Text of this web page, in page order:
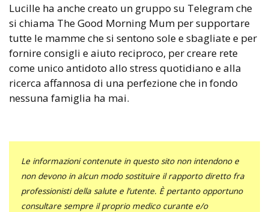
Lucille ha anche creato un gruppo su Telegram che
si chiama The Good Morning Mum per supportare
tutte le mamme che si sentono sole e sbagliate e per
fornire consigli e aiuto reciproco, per creare rete
come unico antidoto allo stress quotidiano e alla
ricerca affannosa di una perfezione che in fondo
nessuna famiglia ha mai.
Le informazioni contenute in questo sito non intendono e
non devono in alcun modo sostituire il rapporto diretto fra
professionisti della salute e l’utente. È pertanto opportuno
consultare sempre il proprio medico curante e/o